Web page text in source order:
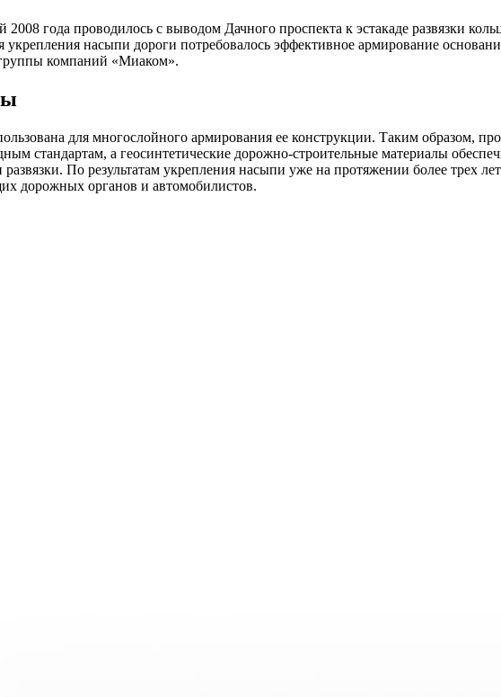
года проводилось с выводом Дачного проспекта к эстакаде развязки
насыпи дороги потребовалось эффективное армирование
компаний «Миаком».
для многослойного армирования ее конструкции. Таким образом,
стандартам, а геосинтетические дорожно-строительные материалы
По результатам укрепления насыпи уже на протяжении более трех
дорожных органов и автомобилистов.